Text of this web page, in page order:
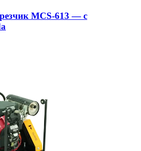
MCS-613 — c